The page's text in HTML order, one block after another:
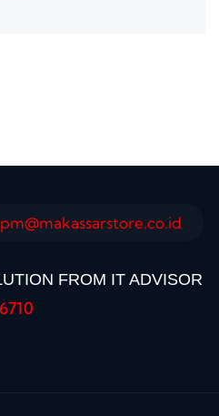
FROM IT ADVISOR